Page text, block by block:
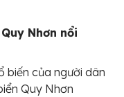
Nhơn nổi
biến của người dân
Quy Nhơn